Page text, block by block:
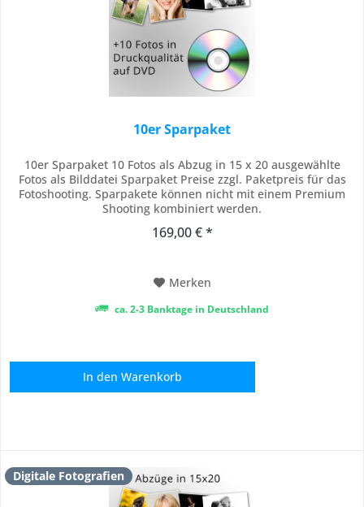
10er Sparpaket
10er Sparpaket 10 Fotos als Abzug in 15 x 20 ausgewählte
Fotos als Bilddatei Sparpaket Preise zzgl. Paketpreis für das
Fotoshooting. Sparpakete können nicht mit einem Premium
Shooting kombiniert werden.
169,00 € *
Merken
ca. 2-3 Banktage in Deutschland
In den Warenkorb
Digitale Fotografien